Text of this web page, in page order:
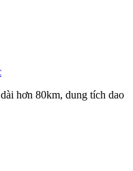
hơn 80km, dung tích dao